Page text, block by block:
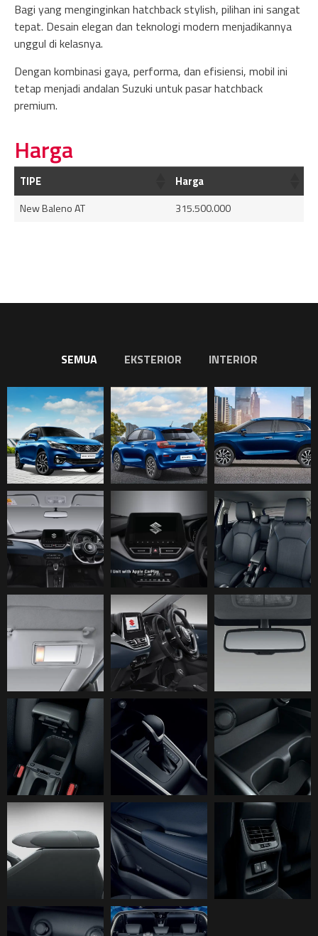
Bagi yang menginginkan hatchback stylish, pilihan ini sangat
tepat. Desain elegan dan teknologi modern menjadikannya
unggul di kelasnya.
Dengan kombinasi gaya, performa, dan efisiensi, mobil ini
tetap menjadi andalan Suzuki untuk pasar hatchback
premium.
Harga
TIPE
Harga
New Baleno AT
315.500.000
SEMUA EKSTERIOR INTERIOR